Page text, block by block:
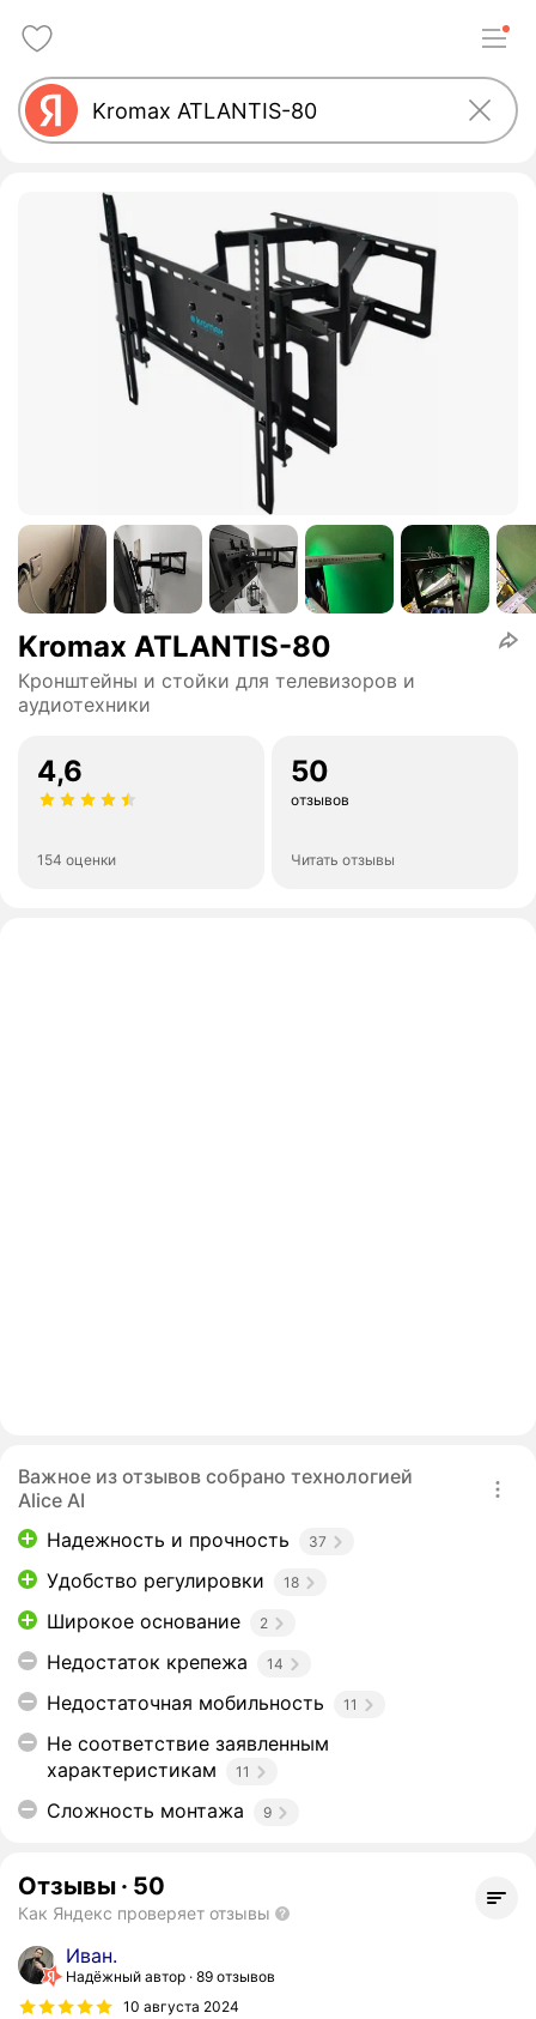
Kromax ATLANTIS-80
Кронштейны и стойки для телевизоров и
аудиотехники
4,6
154 оценки
50
отзывов
Читать отзывы
Важное из отзывов собрано технологией
Alice AI
Надежность и прочность
37
Удобство регулировки 18
Широкое основание 2
Недостаток крепежа 14
Недостаточная мобильность 11
Не соответствие заявленным
характеристикам
11
Сложность монтажа 9
Отзывы · 50
Как Яндекс проверяет отзывы
Иван.
Надёжный автор 89 отзывов
10 августа 2024